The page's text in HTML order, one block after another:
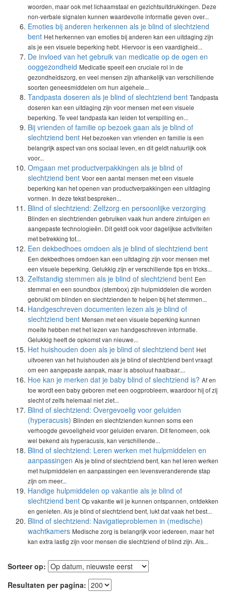
woorden, maar ook met lichaamstaal en gezichtsuitdrukkingen. Deze
non-verbale signalen kunnen waardevolle informatie geven over...
Emoties bij anderen herkennen als je blind of slechtziend
bent Het herkennen van emoties bij anderen kan een uitdaging zijn
als je een visuele beperking hebt. Hiervoor is een vaardigheid...
De invloed van het gebruik van medicatie op de ogen en
ooggezondheid Medicatie speelt een cruciale rol in de
gezondheidszorg, en veel mensen zijn afhankelijk van verschillende
soorten geneesmiddelen om hun algehele...
Tandpasta doseren als je blind of slechtziend bent Tandpasta
doseren kan een uitdaging zijn voor mensen met een visuele
beperking. Te veel tandpasta kan leiden tot verspilling en...
Bij vrienden of familie op bezoek gaan als je blind of
slechtziend bent Het bezoeken van vrienden en familie is een
belangrijk aspect van ons sociaal leven, en dit geldt natuurlijk ook
voor...
Omgaan met productverpakkingen als je blind of
slechtziend bent Voor een aantal mensen met een visuele
beperking kan het openen van productverpakkingen een uitdaging
vormen. In deze tekst bespreken...
Blind of slechtziend: Zelfzorg en persoonlijke verzorging
Blinden en slechtzienden gebruiken vaak hun andere zintuigen en
aangepaste technologieën. Dit geldt ook voor dagelijkse activiteiten
met betrekking tot...
Een dekbedhoes omdoen als je blind of slechtziend bent
Een dekbedhoes omdoen kan een uitdaging zijn voor mensen met
een visuele beperking. Gelukkig zijn er verschillende tips en tricks...
Zelfstandig stemmen als je blind of slechtziend bent Een
stemmal en een soundbox (stembox) zijn hulpmiddelen die worden
gebruikt om blinden en slechtzienden te helpen bij het stemmen...
Handgeschreven documenten lezen als je blind of
slechtziend bent Mensen met een visuele beperking kunnen
moeite hebben met het lezen van handgeschreven informatie.
Gelukkig heeft de opkomst van nieuwe...
Het huishouden doen als je blind of slechtziend bent Het
uitvoeren van het huishouden als je blind of slechtziend bent vraagt
om een aangepaste aanpak, maar is absoluut haalbaar....
Hoe kan je merken dat je baby blind of slechtziend is? Af en
toe wordt een baby geboren met een oogprobleem, waardoor hij of zij
slecht of zelfs helemaal niet ziet...
Blind of slechtziend: Overgevoelig voor geluiden
(hyperacusis) Blinden en slechtzienden kunnen soms een
verhoogde gevoeligheid voor geluiden ervaren. Dit fenomeen, ook
wel bekend als hyperacusis, kan verschillende...
Blind of slechtziend: Leren werken met hulpmiddelen en
aanpassingen Als je blind of slechtziend bent, kan het leren werken
met hulpmiddelen en aanpassingen een levensveranderende stap
zijn om meer...
Handige hulpmiddelen op vakantie als je blind of
slechtziend bent Op vakantie wil je kunnen ontspannen, ontdekken
en genieten. Als je blind of slechtziend bent, lukt dat vaak het best...
Blind of slechtziend: Navigatieproblemen in (medische)
wachtkamers Medische zorg is belangrijk voor iedereen, maar het
kan extra lastig zijn voor mensen die slechtziend of blind zijn. Als...
Sorteer op:
Resultaten per pagina: